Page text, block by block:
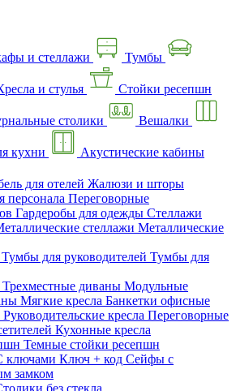
и стеллажи Тумбы
и стулья Стойки ресепшн
столики Вешалки
кухни Акустические кабины
для отелей Жалюзи и шторы
персонала Переговорные
Гардеробы для одежды Стеллажи
стеллажи Металлические
Тумбы для руководителей Тумбы для
Трехместные диваны Модульные
Мягкие кресла Банкетки офисные
Руководительские кресла Переговорные
Кухонные кресла
Темные стойки ресепшн
ключами Ключ + код Сейфы с
замком
без стекла